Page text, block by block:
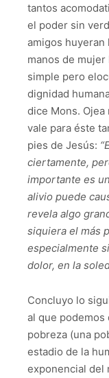
tantos
el poder sin
amigos huyeran
manos de
simple pero
dignidad
dice Mons.
vale para éste
pies de Jesús:
ciertamente,
importante es
alivio puede
revela algo
siquiera el más
especialmente
dolor, en la
Concluyo lo
al que podemos
pobreza (una
estadio de la
exponencial del